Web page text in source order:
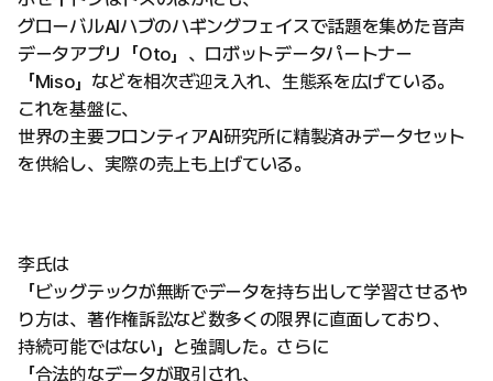
グローバルAIハブのハギングフェイスで話題を集めた音声
データアプリ「Oto」、ロボットデータパートナー
「Miso」などを相次ぎ迎え入れ、生態系を広げている。
これを基盤に、
世界の主要フロンティアAI研究所に精製済みデータセット
を供給し、実際の売上も上げている。
李氏は
「ビッグテックが無断でデータを持ち出して学習させるや
り方は、著作権訴訟など数多くの限界に直面しており、
持続可能ではない」と強調した。さらに
「合法的なデータが取引され、